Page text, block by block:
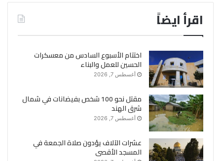
اقرأ ايضاً
اختتام الأسبوع السادس من معسكرات
الحسين للعمل والبناء
أغسطس 7, 2026
مقتل نحو 100 شخص بفيضانات في شمال
شرق الهند
أغسطس 7, 2026
عشرات الآلاف يؤدون صلاة الجمعة في
المسجد الأقصى